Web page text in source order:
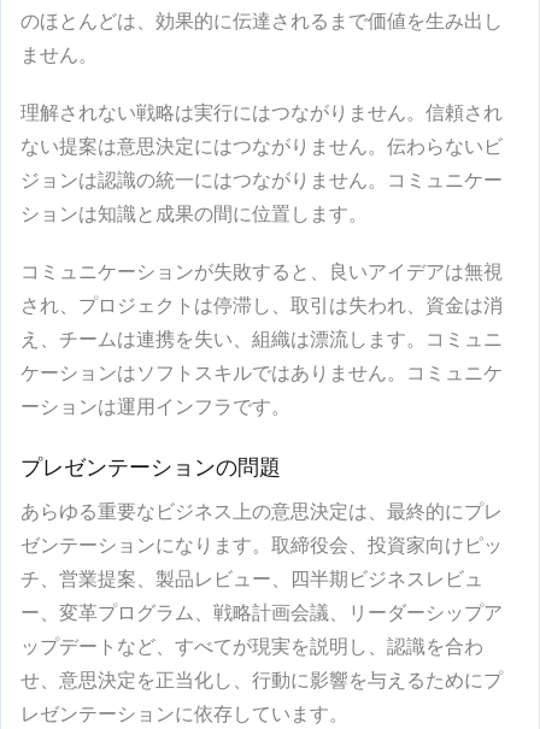
のほとんどは、効果的に伝達されるまで価値を生み出し
ません。
理解されない戦略は実行にはつながりません。信頼され
ない提案は意思決定にはつながりません。伝わらないビ
ジョンは認識の統一にはつながりません。コミュニケー
ションは知識と成果の間に位置します。
コミュニケーションが失敗すると、良いアイデアは無視
され、プロジェクトは停滞し、取引は失われ、資金は消
え、チームは連携を失い、組織は漂流します。コミュニ
ケーションはソフトスキルではありません。コミュニケ
ーションは運用インフラです。
プレゼンテーションの問題
あらゆる重要なビジネス上の意思決定は、最終的にプレ
ゼンテーションになります。取締役会、投資家向けピッ
チ、営業提案、製品レビュー、四半期ビジネスレビュ
ー、変革プログラム、戦略計画会議、リーダーシップア
ップデートなど、すべてが現実を説明し、認識を合わ
せ、意思決定を正当化し、行動に影響を与えるためにプ
レゼンテーションに依存しています。